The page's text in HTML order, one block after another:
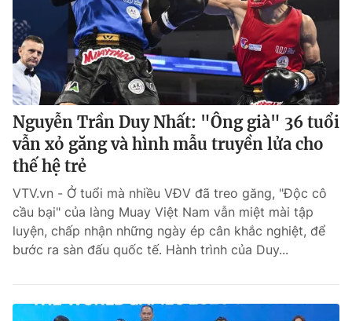
Nguyễn Trần Duy Nhất: "Ông già" 36 tuổi
vẫn xỏ găng và hình mẫu truyền lửa cho
thế hệ trẻ
VTV.vn - Ở tuổi mà nhiều VĐV đã treo găng, "Độc cô
cầu bại" của làng Muay Việt Nam vẫn miệt mài tập
luyện, chấp nhận những ngày ép cân khắc nghiệt, để
bước ra sàn đấu quốc tế. Hành trình của Duy...